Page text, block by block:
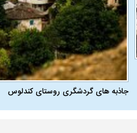
جاذبه های گردشگری روستای کندلوس